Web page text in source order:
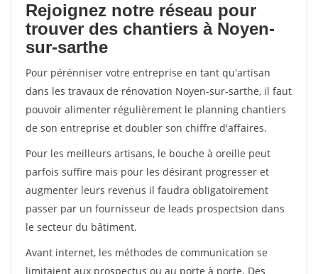
Rejoignez notre réseau pour
trouver des chantiers à Noyen-
sur-sarthe
Pour pérénniser votre entreprise en tant qu'artisan
dans les travaux de rénovation Noyen-sur-sarthe, il faut
pouvoir alimenter régulièrement le planning chantiers
de son entreprise et doubler son chiffre d'affaires.
Pour les meilleurs artisans, le bouche à oreille peut
parfois suffire mais pour les désirant progresser et
augmenter leurs revenus il faudra obligatoirement
passer par un fournisseur de leads prospectsion dans
le secteur du bâtiment.
Avant internet, les méthodes de communication se
limitaient aux prospectus ou au porte à porte. Des